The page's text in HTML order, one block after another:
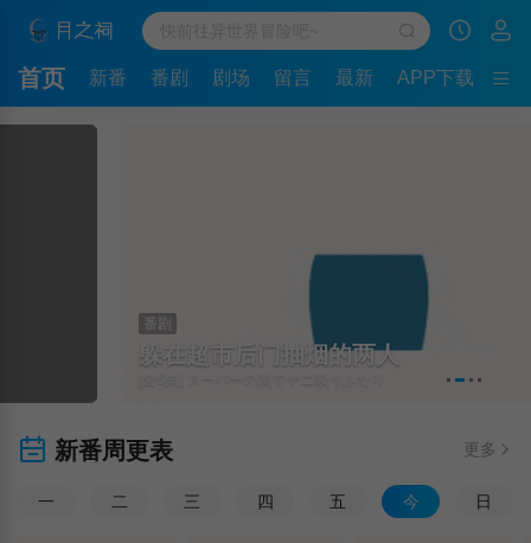
首页 新番 番剧 剧场 留言 最新 APP下载
躲在超市后门抽烟的两人
新番周更表 更多
一 二 三 四 五 今 日